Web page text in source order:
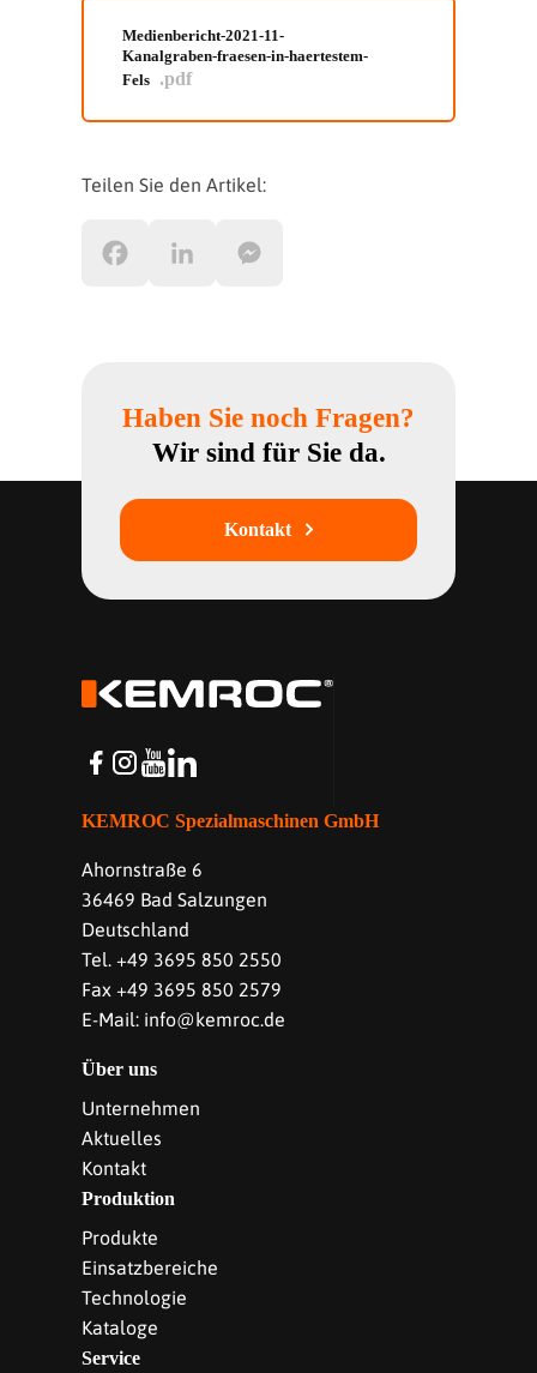
Medienbericht-2021-11-
Kanalgraben-fraesen-in-haertestem-
Fels
.pdf
Teilen Sie den Artikel:
e
d
n
e
n
e
Haben Sie noch Fragen?
Wir sind für Sie da.
Kontakt
KEMROC Spezialmaschinen GmbH
Ahornstraße 6
36469 Bad Salzungen
Deutschland
Tel. +49 3695 850 2550
Fax +49 3695 850 2579
E-Mail: info@kemroc.de
Über uns
Unternehmen
Aktuelles
Kontakt
Produktion
Produkte
Einsatzbereiche
Technologie
Kataloge
Service